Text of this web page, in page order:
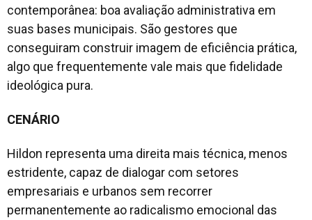
contemporânea: boa avaliação administrativa em
suas bases municipais. São gestores que
conseguiram construir imagem de eficiência prática,
algo que frequentemente vale mais que fidelidade
ideológica pura.
CENÁRIO
Hildon representa uma direita mais técnica, menos
estridente, capaz de dialogar com setores
empresariais e urbanos sem recorrer
permanentemente ao radicalismo emocional das